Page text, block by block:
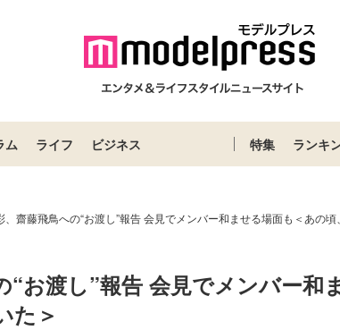
ム ライフ ビジネス 特集 ランキ
齋藤飛鳥への“お渡し”報告 会見でメンバー和ませる場面も＜あの頃
“お渡し”報告 会見でメンバー和
た＞